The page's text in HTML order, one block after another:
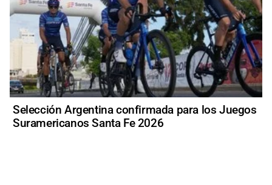
Selección Argentina confirmada para los Juegos
Suramericanos Santa Fe 2026